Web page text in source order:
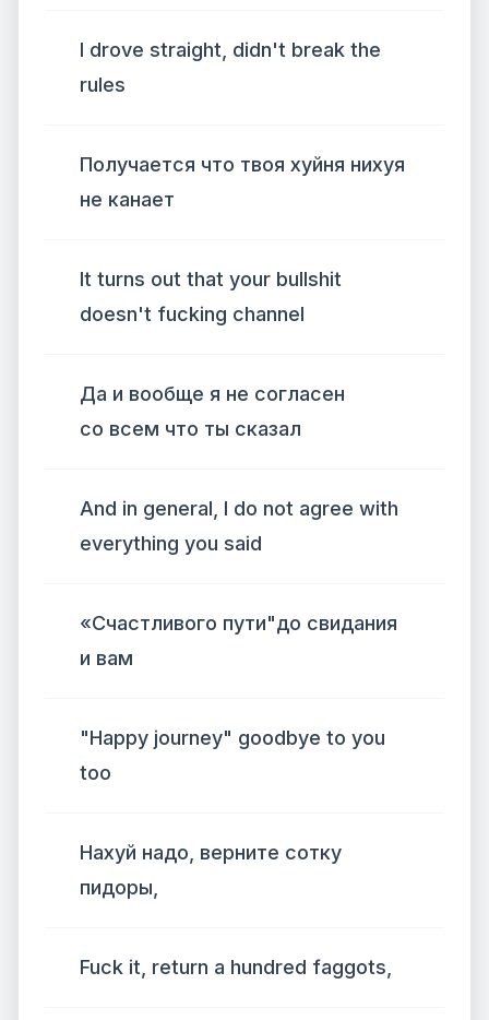
I drove straight, didn't break the
rules
Получается что твоя хуйня нихуя
не канает
It turns out that your bullshit
doesn't fucking channel
Да и вообще я не согласен
со всем что ты сказал
And in general, I do not agree with
everything you said
«Счастливого пути"до свидания
и вам
"Happy journey" goodbye to you
too
Нахуй надо, верните сотку
пидоры,
Fuck it, return a hundred faggots,